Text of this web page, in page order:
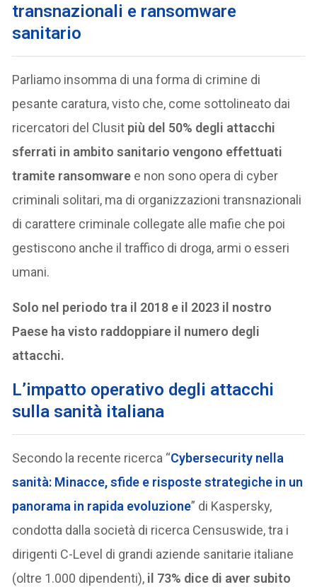
transnazionali e ransomware
sanitario
Parliamo insomma di una forma di crimine di
pesante caratura, visto che, come sottolineato dai
ricercatori del Clusit più del 50% degli attacchi
sferrati in ambito sanitario vengono effettuati
tramite ransomware e non sono opera di cyber
criminali solitari, ma di organizzazioni transnazionali
di carattere criminale collegate alle mafie che poi
gestiscono anche il traffico di droga, armi o esseri
umani.
Solo nel periodo tra il 2018 e il 2023 il nostro
Paese ha visto raddoppiare il numero degli
attacchi.
L’impatto operativo degli attacchi
sulla sanità italiana
Secondo la recente ricerca “Cybersecurity nella
sanità: Minacce, sfide e risposte strategiche in un
panorama in rapida evoluzione” di Kaspersky,
condotta dalla società di ricerca Censuswide, tra i
dirigenti C-Level di grandi aziende sanitarie italiane
(oltre 1.000 dipendenti), il 73% dice di aver subito